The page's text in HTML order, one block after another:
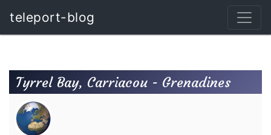
teleport-blog
Tyrrel Bay, Carriacou - Grenadines